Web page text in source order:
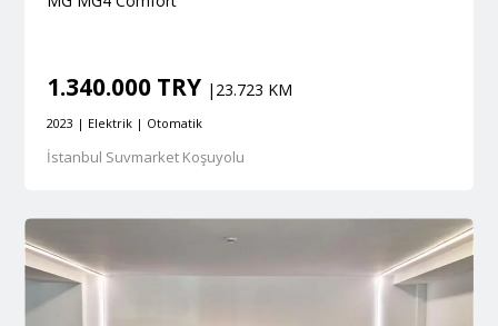
1.340.000 TRY |23.723 KM
2023 | Elektrik | Otomatik
İstanbul Suvmarket Koşuyolu